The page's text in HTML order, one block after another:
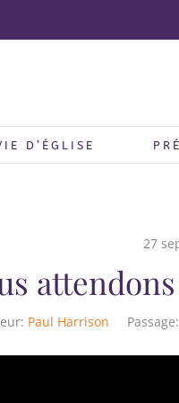
D’ÉGLISE
27
Paul Harrison Passage: